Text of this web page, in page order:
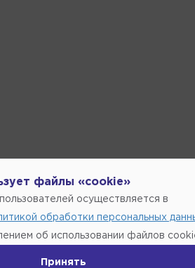
файлы «cookie»
осуществляется в
обработки персональных
об использовании файлов
Принять